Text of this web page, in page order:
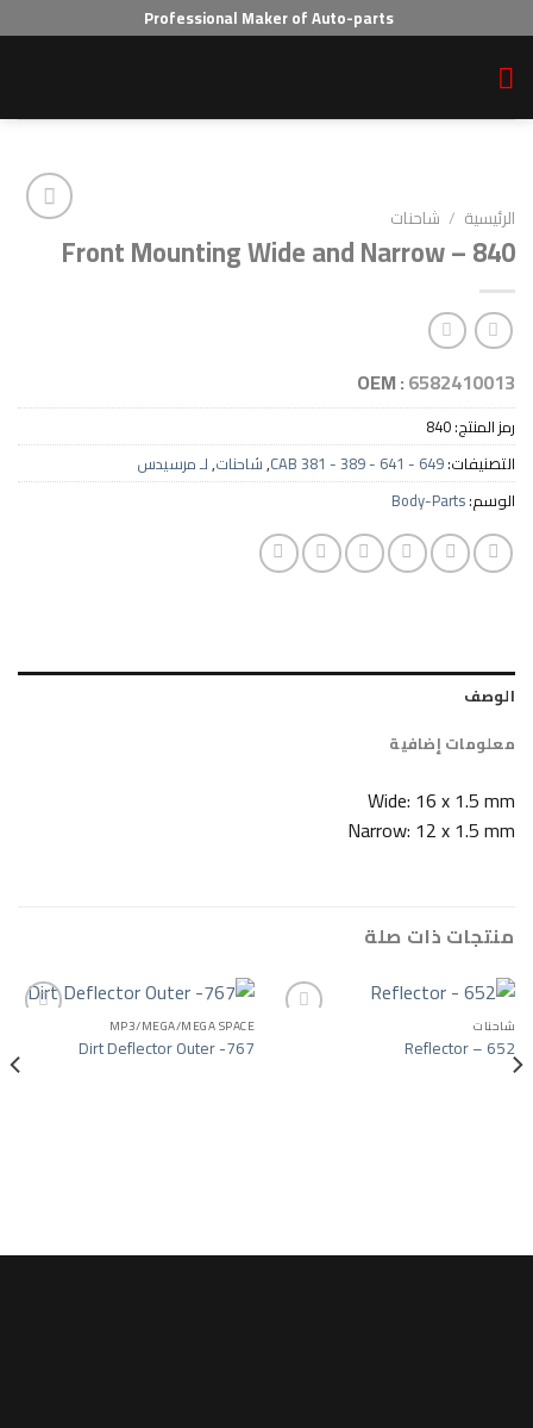
Professional Maker of Auto-parts
Add to wishlist
شاحنات
Front Mounting Wide and
OEM :
CAB 381 - 389 - 641 -
,شاحنات,لـ مرسيدس
Body-
Wide:
Narrow:
صلة
to wishlist
MP3/MEGA/MEGA SPACE
Dirt Deflector Outer -767